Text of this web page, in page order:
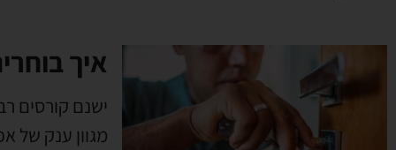
איך
ישנם קורסים
מגוון ענק של